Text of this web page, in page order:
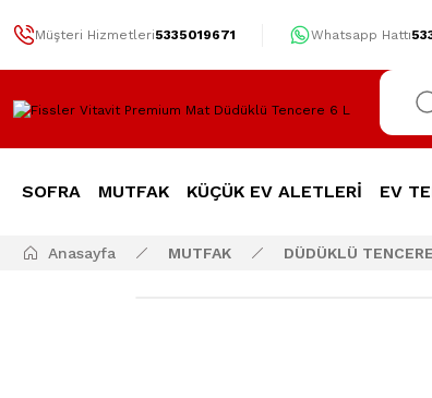
Müşteri Hizmetleri5335019671 Whatsapp Hattı
SOFRA MUTFAK KÜÇÜK EV ALETLERİ EV
Anasayfa MUTFAK DÜDÜKLÜ TENCERE